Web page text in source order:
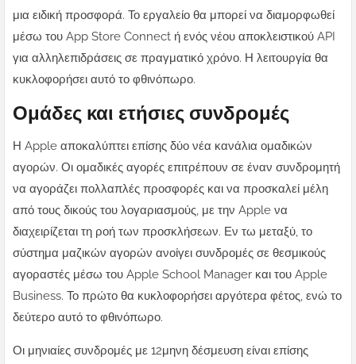
μια ειδική προσφορά. Το εργαλείο θα μπορεί να διαμορφωθεί
μέσω του App Store Connect ή ενός νέου αποκλειστικού API
για αλληλεπιδράσεις σε πραγματικό χρόνο. Η λειτουργία θα
κυκλοφορήσει αυτό το φθινόπωρο.
Ομάδες και ετήσιες συνδρομές
Η Apple αποκαλύπτει επίσης δύο νέα κανάλια ομαδικών
αγορών. Οι ομαδικές αγορές επιτρέπουν σε έναν συνδρομητή
να αγοράζει πολλαπλές προσφορές και να προσκαλεί μέλη
από τους δικούς του λογαριασμούς, με την Apple να
διαχειρίζεται τη ροή των προσκλήσεων. Εν τω μεταξύ, το
σύστημα μαζικών αγορών ανοίγει συνδρομές σε θεσμικούς
αγοραστές μέσω του Apple School Manager και του Apple
Business. Το πρώτο θα κυκλοφορήσει αργότερα φέτος, ενώ το
δεύτερο αυτό το φθινόπωρο.
Οι μηνιαίες συνδρομές με 12μηνη δέσμευση είναι επίσης